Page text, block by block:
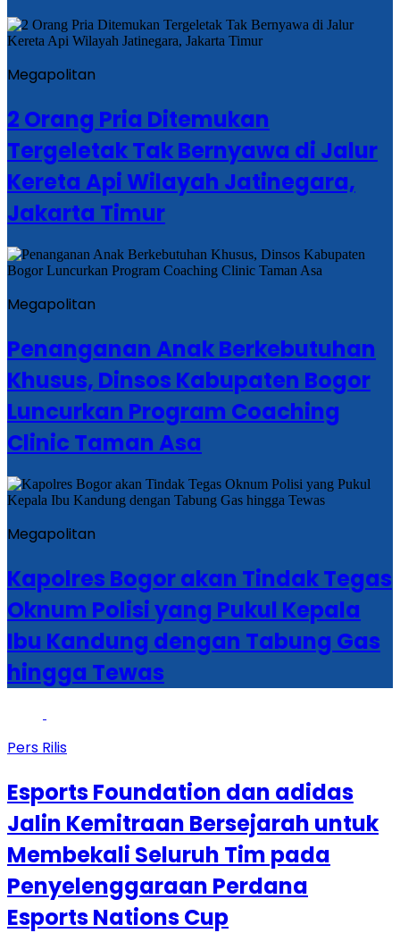
Megapolitan
2 Orang Pria Ditemukan
Tergeletak Tak Bernyawa di Jalur
Kereta Api Wilayah Jatinegara,
Jakarta Timur
Megapolitan
Penanganan Anak Berkebutuhan
Khusus, Dinsos Kabupaten Bogor
Luncurkan Program Coaching
Clinic Taman Asa
Megapolitan
Kapolres Bogor akan Tindak Tegas
Oknum Polisi yang Pukul Kepala
Ibu Kandung dengan Tabung Gas
hingga Tewas
Pers Rilis
Esports Foundation dan adidas
Jalin Kemitraan Bersejarah untuk
Membekali Seluruh Tim pada
Penyelenggaraan Perdana
Esports Nations Cup